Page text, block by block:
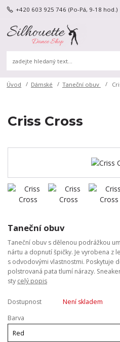
+420 603 925 746 (Po-Pá, 9-18 hod.)
Úvod Dámské Taneční obuv
Criss Cross
Taneční obuv
Taneční obuv s dělenou podrážkou
nártu a dopnutí špičky. Je vyrobena z
s odvodovými vlastnostmi. Poskytuje
polstrovaná pata tlumí nárazy.
sty celý popis
Dostupnost
Není skladem
Barva